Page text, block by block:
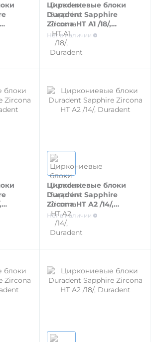
ТУРБИННЫЕ, УГЛОВЫЕ,
К ОБОРУДОВАНИЮ
ЛАМПЫ
ДЛЯ РАБОТЫ В КАНАЛАХ
ДЛЯ ЭНДОДОНТИИ
УСТАНОВКИ И
/МАРКИРОВКА/
Циркониевые блоки
Duradent Sapphire
Zircona HT A1 /18/,
Duradent
Нет в наличии
Циркониевые блоки
Duradent Sapphire
Zircona HT A2 /14/,
Duradent
Нет в наличии